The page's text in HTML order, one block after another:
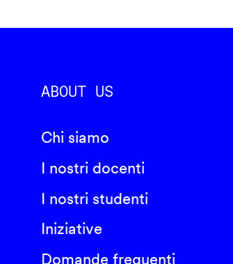
ABOUT US
Chi siamo
I nostri docenti
I nostri studenti
Iniziative
Domande frequenti